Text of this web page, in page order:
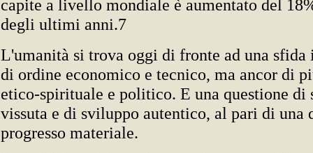
capite a livello mondiale è aumentato del
degli ultimi anni.7
L'umanità si trova oggi di fronte ad una sfida
di ordine economico e tecnico, ma ancor di
etico-spirituale e politico. E una questione di
vissuta e di sviluppo autentico, al pari di una
progresso materiale.